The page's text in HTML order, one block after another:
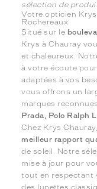
sélection de
Votre opticien
Rochereaux
Situé sur le
Krys à Chauray
et chaleureux.
à votre écoute
adaptées à vos
vous offrons un
marques
Prada, Polo Ralph
Chez Krys
meilleur rapport
de soleil. Notre
mise à jour pour
tout en respectant